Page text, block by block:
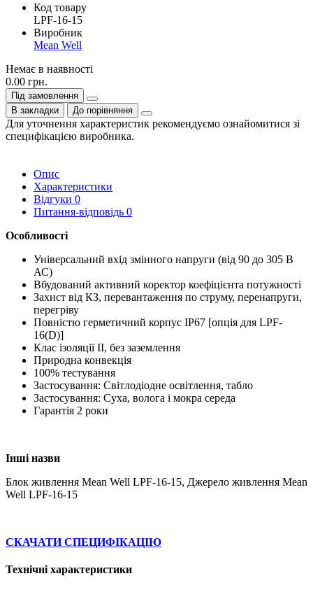
Код товару
LPF-16-15
Виробник
Mean Well
Немає в наявності
0.00 грн.
Під замовлення
В закладки
До порівняння
Для уточнення характеристик рекомендуємо ознайомитися зі
специфікацією виробника.
Опис
Характеристики
Відгуки 0
Питання-відповідь 0
Особливості
Універсальний вхід змінного напруги (від 90 до 305 В
АС)
Вбудований активний коректор коефіцієнта потужності
Захист від КЗ, перевантаження по струму, перенапруги,
перегріву
Повністю герметичний корпус IP67 [опція для LPF-
16(D)]
Клас ізоляції II, без заземлення
Природна конвекція
100% тестування
Застосування: Світлодіодне освітлення, табло
Застосування: Суха, волога і мокра середа
Гарантія 2 роки
Інші назви
Блок живлення Mean Well LPF-16-15, Джерело живлення Mean
Well LPF-16-15
СКАЧАТИ СПЕЦИФІКАЦІЮ
Технічні характеристики